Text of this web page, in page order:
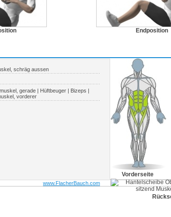
Endposition
schräg aussen
gerade | Hüftbeuger | Bizeps |
vorderer
Vorderseite
www.FlacherBauch.com